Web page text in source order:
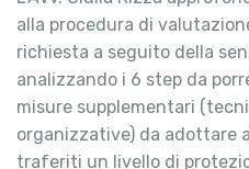
alla procedura di
richiesta a seguito della
analizzando i 6 step da
misure supplementari
organizzative) da adottare
traferiti un livello di